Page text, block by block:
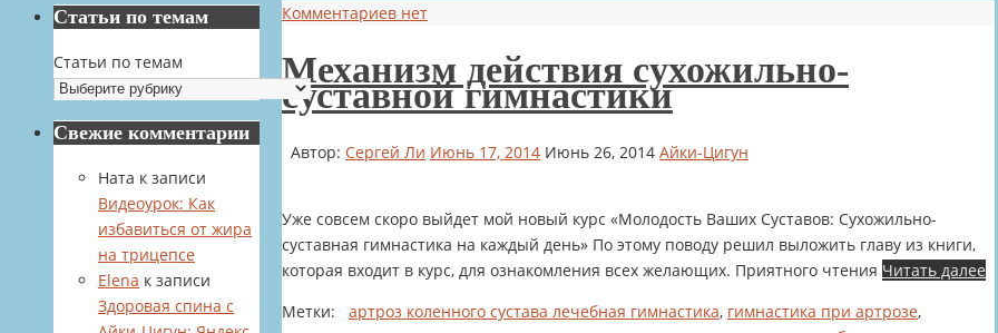
Комментариев нет
Механизм действия сухожильно-
суставной гимнастики
Автор: Сергей Ли Июнь 17, 2014 Июнь 26, 2014 Айки-Цигун
Уже совсем скоро выйдет мой новый курс «Молодость Ваших Суставов: Сухожильно-
суставная гимнастика на каждый день» По этому поводу решил выложить главу из книги,
которая входит в курс, для ознакомления всех желающих. Приятного чтения Читать далее
Метки:
артроз коленного сустава лечебная гимнастика, гимнастика при артрозе,
Статьи по темам
Статьи по темам
Свежие комментарии
Ната к записи
Видеоурок: Как
избавиться от жира
на трицепсе
Elena к записи
Здоровая спина с